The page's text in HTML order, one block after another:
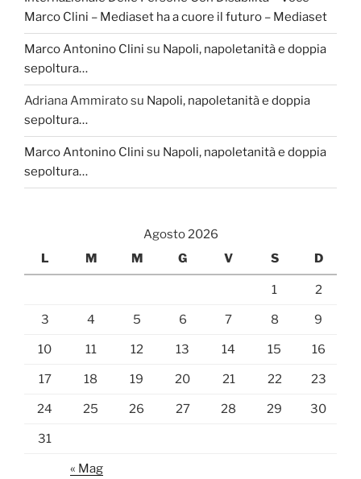
Marco Clini – Mediaset ha a cuore il futuro – Mediaset
Marco Antonino Clini su Napoli, napoletanità e doppia
sepoltura…
Adriana Ammiratosu Napoli, napoletanità e doppia
sepoltura…
Marco Antonino Clini su Napoli, napoletanità e doppia
sepoltura…
Agosto 2026
L
M M G V S D
1 2
3 4 5 6 7 8 9
10 11 12 13 14 15 16
17 18 19 20 21 22 23
24 25 26 27 28 29 30
31
« Mag